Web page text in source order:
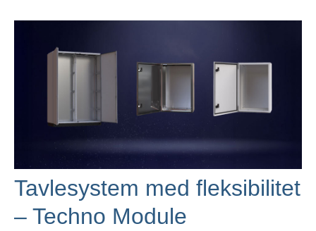
Tavlesystem med fleksibilitet
– Techno Module